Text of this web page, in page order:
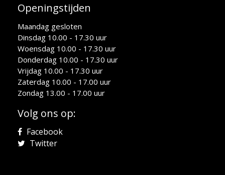
Openingstijden
Maandag gesloten
Dinsdag 10.00 - 17.30 uur
Woensdag 10.00 - 17.30 uur
Donderdag 10.00 - 17.30 uur
Vrijdag 10.00 - 17.30 uur
Zaterdag 10.00 - 17.00 uur
Zondag 13.00 - 17.00 uur
Volg ons op:
Facebook
Twitter